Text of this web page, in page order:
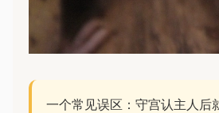
一个常见误区：守宫认主人后